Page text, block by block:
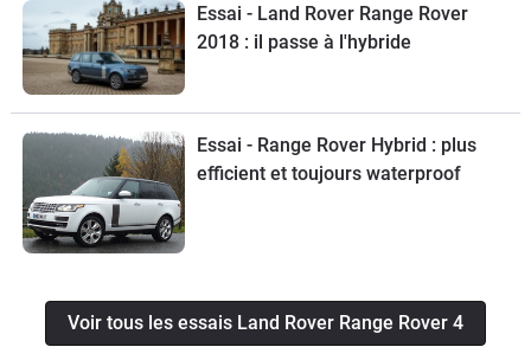
Essai - Land Rover Range Rover
2018 : il passe à l'hybride
Essai - Range Rover Hybrid : plus
efficient et toujours waterproof
Voir tous les essais Land Rover Range Rover 4